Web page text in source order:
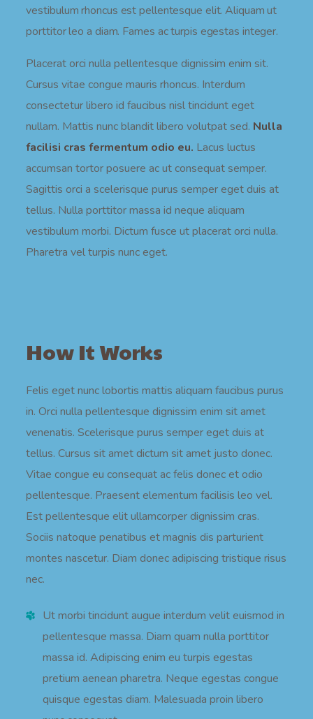
vestibulum rhoncus est pellentesque elit. Aliquam ut
porttitor leo a diam. Fames ac turpis egestas integer.
Placerat orci nulla pellentesque dignissim enim sit.
Cursus vitae congue mauris rhoncus. Interdum
consectetur libero id faucibus nisl tincidunt eget
nullam. Mattis nunc blandit libero volutpat sed. Nulla
facilisi cras fermentum odio eu. Lacus luctus
accumsan tortor posuere ac ut consequat semper.
Sagittis orci a scelerisque purus semper eget duis at
tellus. Nulla porttitor massa id neque aliquam
vestibulum morbi. Dictum fusce ut placerat orci nulla.
Pharetra vel turpis nunc eget.
How It Works
Felis eget nunc lobortis mattis aliquam faucibus purus
in. Orci nulla pellentesque dignissim enim sit amet
venenatis. Scelerisque purus semper eget duis at
tellus. Cursus sit amet dictum sit amet justo donec.
Vitae congue eu consequat ac felis donec et odio
pellentesque. Praesent elementum facilisis leo vel.
Est pellentesque elit ullamcorper dignissim cras.
Sociis natoque penatibus et magnis dis parturient
montes nascetur. Diam donec adipiscing tristique risus
nec.
Ut morbi tincidunt augue interdum velit euismod in
pellentesque massa. Diam quam nulla porttitor
massa id. Adipiscing enim eu turpis egestas
pretium aenean pharetra. Neque egestas congue
quisque egestas diam. Malesuada proin libero